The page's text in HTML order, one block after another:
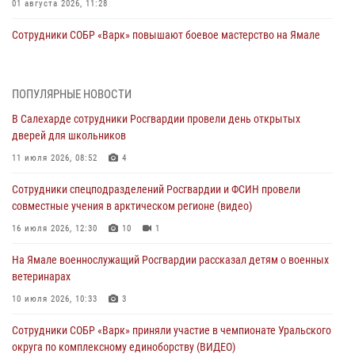
01 августа 2026, 11:28
Сотрудники СОБР «Варк» повышают боевое мастерство на Ямале
Офицеры спецназа Росгвардии провели практическое занятие для
29 июля 2026, 10:42
В Уральском округе Росгвардии состоялось заседание
29 июля 2026, 10:39
Сотрудники СОБР «Варк» приняли участие в чемпионате Уральского
На Полярном круге Росгвардия обеспечила безопасность турнира
27 июля 2026, 09:04
ПОПУЛЯРНЫЕ НОВОСТИ
В Салехарде сотрудники Росгвардии провели день открытых
дверей для школьников
11 июля 2026, 08:52 4
Сотрудники спецподразделений Росгвардии и ФСИН провели
совместные учения в арктическом регионе (видео)
16 июля 2026, 12:30 10 1
На Ямале военнослужащий Росгвардии рассказал детям о военных
ветеринарах
10 июля 2026, 10:33 3
Сотрудники СОБР «Варк» приняли участие в чемпионате Уральского
округа по комплексному единоборству (ВИДЕО)